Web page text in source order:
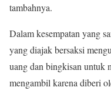
tambahnya.
Dalam kesempatan yang
yang diajak bersaksi
uang dan bingkisan untuk
mengambil karena diberi